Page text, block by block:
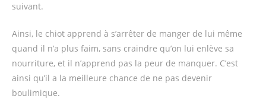
suivant.
Ainsi, le chiot apprend à s’arrêter de manger de lui même
quand il n’a plus faim, sans craindre qu’on lui enlève sa
nourriture, et il n’apprend pas la peur de manquer. C’est
ainsi qu’il a la meilleure chance de ne pas devenir
boulimique.